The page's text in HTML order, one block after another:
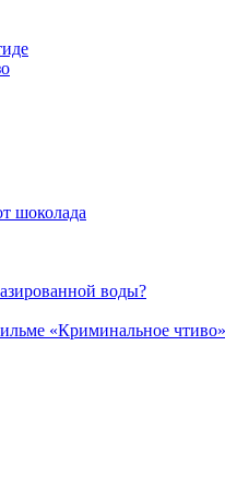
шоколада
воды?
«Криминальное